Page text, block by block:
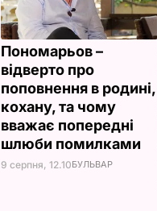
Пономарьов –
відверто про
поповнення в родині,
кохану, та чому
вважає попередні
шлюби помилками
9 серпня, 12.10БУЛЬВАР